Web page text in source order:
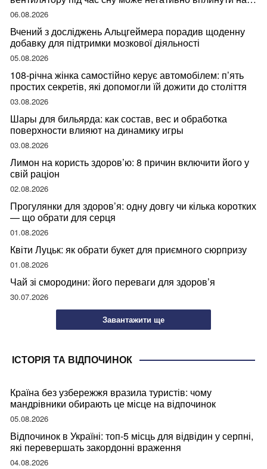
ваше здоров’я
06.08.2026
Вчений з досліджень Альцгеймера порадив щоденну
добавку для підтримки мозкової діяльності
05.08.2026
108-річна жінка самостійно керує автомобілем: п’ять
простих секретів, які допомогли їй дожити до століття
03.08.2026
Шары для бильярда: как состав, вес и обработка
поверхности влияют на динамику игры
03.08.2026
Лимон на користь здоров’ю: 8 причин включити його у
свій раціон
02.08.2026
Прогулянки для здоров’я: одну довгу чи кілька коротких
— що обрати для серця
01.08.2026
Квіти Луцьк: як обрати букет для приємного сюрпризу
01.08.2026
Чай зі смородини: його переваги для здоров’я
30.07.2026
Завантажити ще
ІСТОРІЯ ТА ВІДПОЧИНОК
Країна без узбережжя вразила туристів: чому
мандрівники обирають це місце на відпочинок
05.08.2026
Відпочинок в Україні: топ-5 місць для відвідин у серпні,
які перевершать закордонні враження
04.08.2026